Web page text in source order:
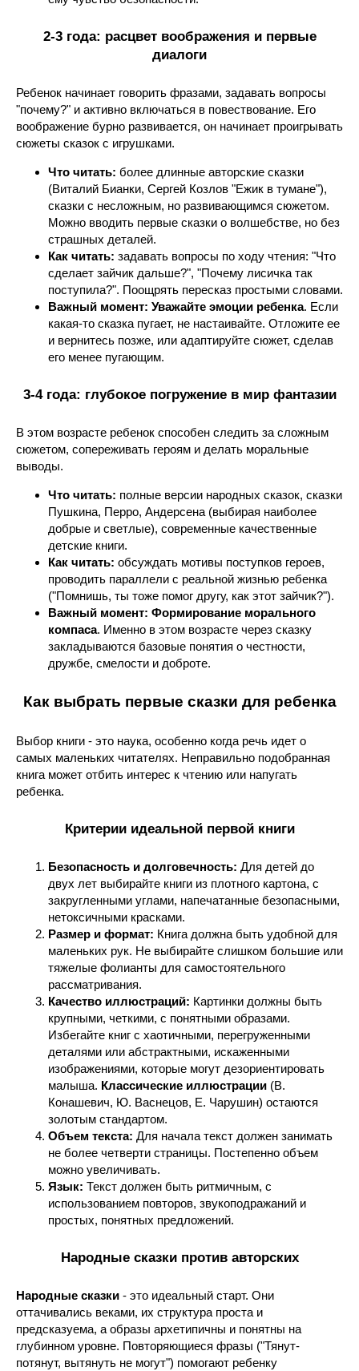
2-3 года: расцвет воображения и первые
диалоги
Ребенок начинает говорить фразами, задавать вопросы
"почему?" и активно включаться в повествование. Его
воображение бурно развивается, он начинает проигрывать
сюжеты сказок с игрушками.
Что читать: более длинные авторские сказки
(Виталий Бианки, Сергей Козлов "Ежик в тумане"),
сказки с несложным, но развивающимся сюжетом.
Можно вводить первые сказки о волшебстве, но без
страшных деталей.
Как читать: задавать вопросы по ходу чтения: "Что
сделает зайчик дальше?", "Почему лисичка так
поступила?". Поощрять пересказ простыми словами.
Важный момент: Уважайте эмоции ребенка. Если
какая-то сказка пугает, не настаивайте. Отложите ее
и вернитесь позже, или адаптируйте сюжет, сделав
его менее пугающим.
3-4 года: глубокое погружение в мир фантазии
В этом возрасте ребенок способен следить за сложным
сюжетом, сопереживать героям и делать моральные
выводы.
Что читать: полные версии народных сказок, сказки
Пушкина, Перро, Андерсена (выбирая наиболее
добрые и светлые), современные качественные
детские книги.
Как читать: обсуждать мотивы поступков героев,
проводить параллели с реальной жизнью ребенка
("Помнишь, ты тоже помог другу, как этот зайчик?").
Важный момент: Формирование морального
компаса. Именно в этом возрасте через сказку
закладываются базовые понятия о честности,
дружбе, смелости и доброте.
Как выбрать первые сказки для ребенка
Выбор книги - это наука, особенно когда речь идет о
самых маленьких читателях. Неправильно подобранная
книга может отбить интерес к чтению или напугать
ребенка.
Критерии идеальной первой книги
Безопасность и долговечность: Для детей до
двух лет выбирайте книги из плотного картона, с
закругленными углами, напечатанные безопасными,
нетоксичными красками.
Размер и формат: Книга должна быть удобной для
маленьких рук. Не выбирайте слишком большие или
тяжелые фолианты для самостоятельного
рассматривания.
Качество иллюстраций: Картинки должны быть
крупными, четкими, с понятными образами.
Избегайте книг с хаотичными, перегруженными
деталями или абстрактными, искаженными
изображениями, которые могут дезориентировать
малыша. Классические иллюстрации (В.
Конашевич, Ю. Васнецов, Е. Чарушин) остаются
золотым стандартом.
Объем текста: Для начала текст должен занимать
не более четверти страницы. Постепенно объем
можно увеличивать.
Язык: Текст должен быть ритмичным, с
использованием повторов, звукоподражаний и
простых, понятных предложений.
Народные сказки против авторских
Народные сказки - это идеальный старт. Они
оттачивались веками, их структура проста и
предсказуема, а образы архетипичны и понятны на
глубинном уровне. Повторяющиеся фразы ("Тянут-
потянут, вытянуть не могут") помогают ребенку